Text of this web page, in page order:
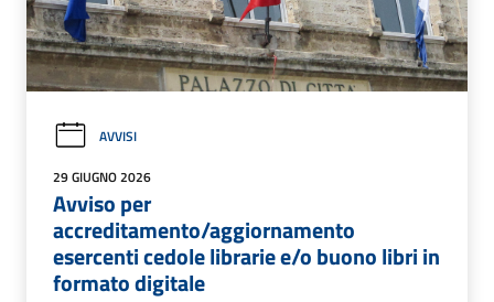
AVVISI
29 GIUGNO 2026
Avviso per
accreditamento/aggiornamento
esercenti cedole librarie e/o buono libri in
formato digitale